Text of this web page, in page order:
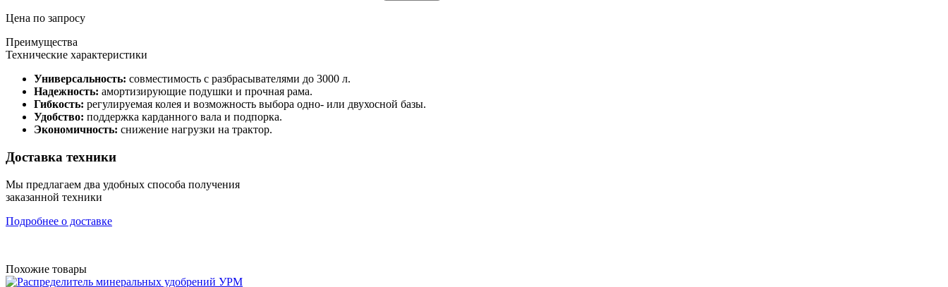
Цена по запросу
Преимущества
Технические характеристики
Универсальность: совместимость с разбрасывателями до 3000 л.
Надежность: амортизирующие подушки и прочная рама.
Гибкость: регулируемая колея и возможность выбора одно- или двухосной базы.
Удобство: поддержка карданного вала и подпорка.
Экономичность: снижение нагрузки на трактор.
Доставка техники
Мы предлагаем два удобных способа получения
заказанной техники
Подробнее о доставке
Похожие товары